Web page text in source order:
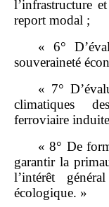
l’infrastructure
report modal ;
« 6°
souveraineté
« 7°
climatiques
ferroviaire
« 8° De
garantir la
l’intérêt
écologique. »